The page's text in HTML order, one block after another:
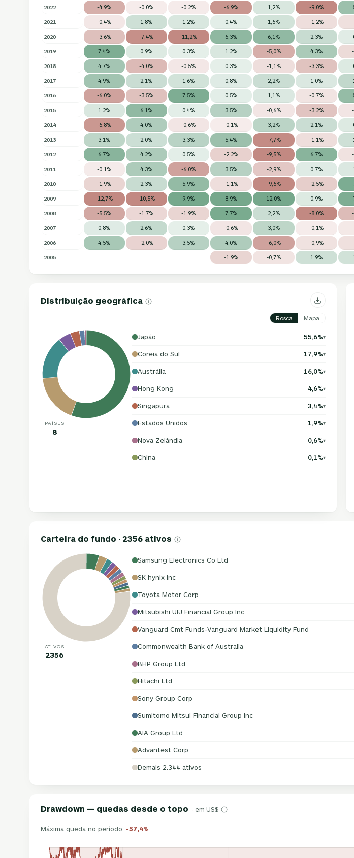
2022 -4,9% -0,0% -0,2% -6,9% 1,2% -9,0%
2021 -0,4% 1,8% 1,2% 0,4% 1,6% -1,2%
2020 -3,6% -7,4% -11,2% 6,3% 6,1% 2,3%
2019 7,4% 0,9% 0,3% 1,2% -5,0% 4,3%
2018 4,7% -4,0% -0,5% 0,3% -1,1% -3,3%
2017 4,9% 2,1% 1,6% 0,8% 2,2% 1,0%
2016 -6,0% -3,5% 7,5% 0,5% 1,1% -0,7%
2015 1,2% 6,1% 0,4% 3,5% -0,6% -3,2%
2014 -6,8% 4,0% -0,6% -0,1% 3,2% 2,1%
2013 3,1% 2,0% 3,3% 5,4% -7,7% -1,1%
2012 6,7% 4,2% 0,5% -2,2% -9,5% 6,7%
2011 -0,1% 4,3% -6,0% 3,5% -2,9% 0,7%
2010 -1,9% 2,3% 5,9% -1,1% -9,6% -2,5%
2009 -12,7% -10,5% 9,9% 8,9% 12,0% 0,9%
2008 -5,5% -1,7% -1,9% 7,7% 2,2% -8,0%
2007 0,8% 2,6% 0,3% -0,6% 3,0% -0,1%
2006 4,5% -2,0% 3,5% 4,0% -6,0% -0,9%
2005 -1,9% -0,7% 1,9%
Distribuição geográfica
Rosca Mapa
PAÍSES
8
Japão 55,6%▾
Coreia do Sul 17,9%▾
Austrália 16,0%▾
Hong Kong 4,6%▾
Singapura 3,4%▾
Estados Unidos 1,9%▾
Nova Zelândia 0,6%▾
China 0,1%▾
Carteira do fundo · 2356 ativos
ATIVOS
2356
Samsung Electronics Co Ltd
SK hynix Inc
Toyota Motor Corp
Mitsubishi UFJ Financial Group Inc
Vanguard Cmt Funds-Vanguard Market Liquidity Fund
Commonwealth Bank of Australia
BHP Group Ltd
Hitachi Ltd
Sony Group Corp
Sumitomo Mitsui Financial Group Inc
AIA Group Ltd
Advantest Corp
Demais 2.344 ativos
Drawdown — quedas desde o topo · em US$
Máxima queda no período: -57,4%